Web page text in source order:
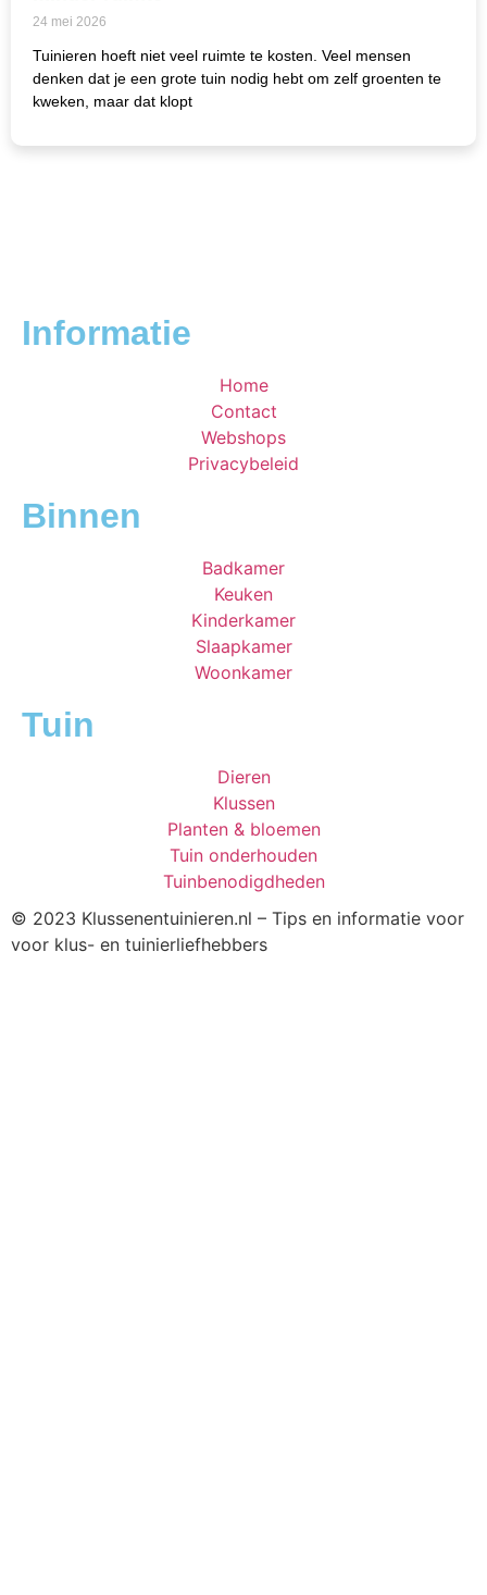
24 mei 2026
Tuinieren hoeft niet veel ruimte te kosten. Veel mensen
denken dat je een grote tuin nodig hebt om zelf groenten te
kweken, maar dat klopt
Informatie
Home
Contact
Webshops
Privacybeleid
Binnen
Badkamer
Keuken
Kinderkamer
Slaapkamer
Woonkamer
Tuin
Dieren
Klussen
Planten & bloemen
Tuin onderhouden
Tuinbenodigdheden
© 2023 Klussenentuinieren.nl – Tips en informatie voor
voor klus- en tuinierliefhebbers